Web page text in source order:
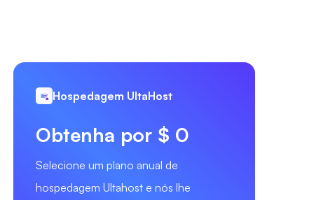
Hospedagem UltaHost
Obtenha por $ 0
Selecione um plano anual de
hospedagem Ultahost e nós lhe